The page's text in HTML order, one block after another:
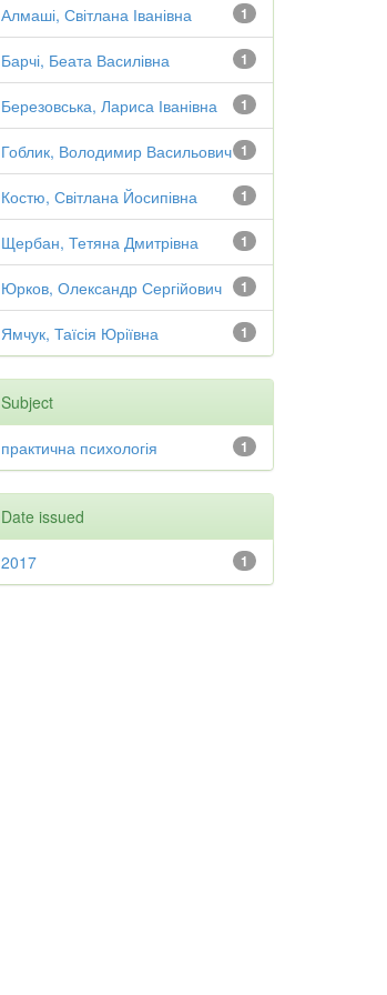
1
Алмаші, Світлана Іванівна
1
Барчі, Беата Василівна
1
Березовська, Лариса Іванівна
1
Гоблик, Володимир Васильович
1
Костю, Світлана Йосипівна
1
Щербан, Тетяна Дмитрівна
1
Юрков, Олександр Сергійович
1
Ямчук, Таїсія Юріївна
Subject
1
практична психологія
Date issued
1
2017